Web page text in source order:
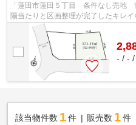
「蓮田市蓮田５丁目 条件なし売地
陽当たりと区画整理が完了したキレ
建築が可能です。駅まで徒歩１７分、
- / -
該当物件数 1件 販売数 1 件